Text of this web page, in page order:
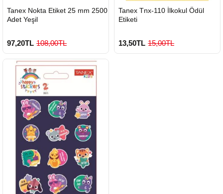
GÖNDERİ
Tanex Nokta Etiket 25 mm 2500
Adet Yeşil
97,20TL 108,00TL
GÖNDERİ
Tanex Tnx-110 İlkokul Ödül
Etiketi
13,50TL 15,00TL